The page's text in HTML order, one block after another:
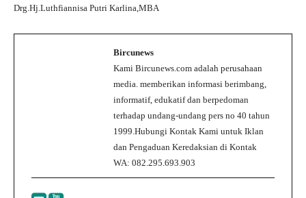
Drg.Hj.Luthfiannisa Putri Karlina,MBA
Bircunews
Kami Bircunews.com adalah perusahaan
media. memberikan informasi berimbang,
informatif, edukatif dan berpedoman
terhadap undang-undang pers no 40 tahun
1999.Hubungi Kontak Kami untuk Iklan
dan Pengaduan Keredaksian di Kontak
WA: 082.295.693.903